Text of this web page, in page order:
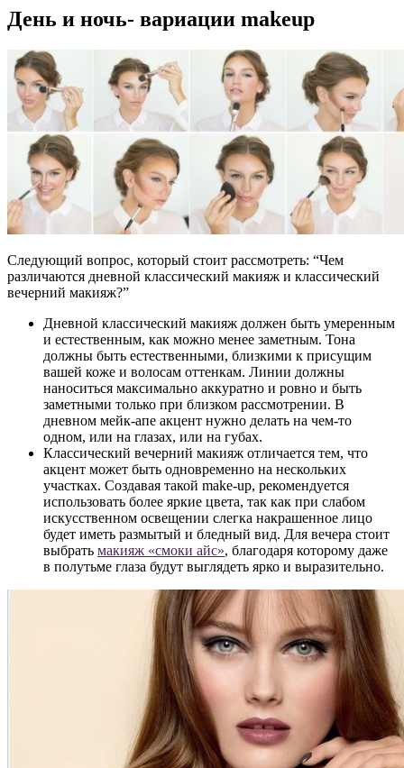
День и ночь- вариации makeup
Следующий вопрос, который стоит рассмотреть: “Чем
различаются дневной классический макияж и классический
вечерний макияж?”
Дневной классический макияж должен быть умеренным
и естественным, как можно менее заметным. Тона
должны быть естественными, близкими к присущим
вашей коже и волосам оттенкам. Линии должны
наноситься максимально аккуратно и ровно и быть
заметными только при близком рассмотрении. В
дневном мейк-апе акцент нужно делать на чем-то
одном, или на глазах, или на губах.
Классический вечерний макияж отличается тем, что
акцент может быть одновременно на нескольких
участках. Создавая такой make-up, рекомендуется
использовать более яркие цвета, так как при слабом
искусственном освещении слегка накрашенное лицо
будет иметь размытый и бледный вид. Для вечера стоит
выбрать макияж «смоки айс», благодаря которому даже
в полутьме глаза будут выглядеть ярко и выразительно.